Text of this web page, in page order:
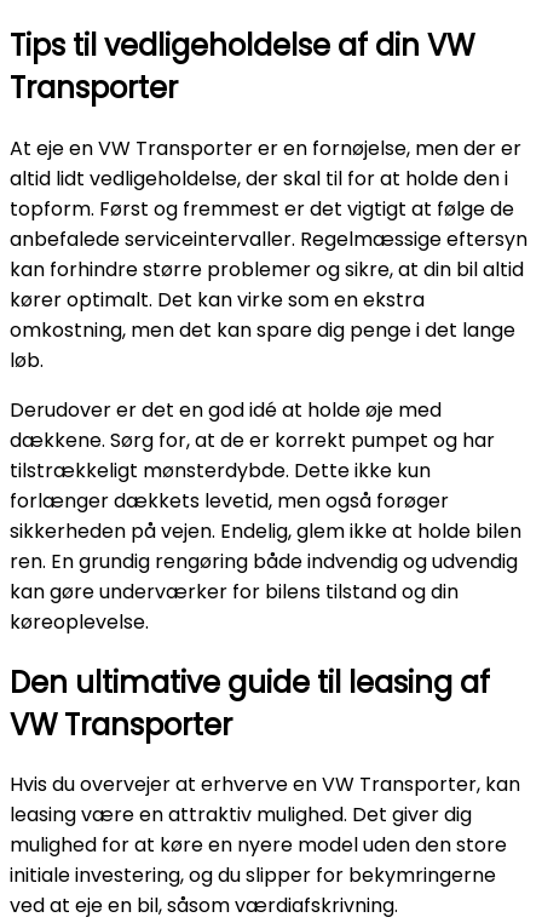
Tips til vedligeholdelse af din VW
Transporter
At eje en VW Transporter er en fornøjelse, men der er
altid lidt vedligeholdelse, der skal til for at holde den i
topform. Først og fremmest er det vigtigt at følge de
anbefalede serviceintervaller. Regelmæssige eftersyn
kan forhindre større problemer og sikre, at din bil altid
kører optimalt. Det kan virke som en ekstra
omkostning, men det kan spare dig penge i det lange
løb.
Derudover er det en god idé at holde øje med
dækkene. Sørg for, at de er korrekt pumpet og har
tilstrækkeligt mønsterdybde. Dette ikke kun
forlænger dækkets levetid, men også forøger
sikkerheden på vejen. Endelig, glem ikke at holde bilen
ren. En grundig rengøring både indvendig og udvendig
kan gøre underværker for bilens tilstand og din
køreoplevelse.
Den ultimative guide til leasing af
VW Transporter
Hvis du overvejer at erhverve en VW Transporter, kan
leasing være en attraktiv mulighed. Det giver dig
mulighed for at køre en nyere model uden den store
initiale investering, og du slipper for bekymringerne
ved at eje en bil, såsom værdiafskrivning.